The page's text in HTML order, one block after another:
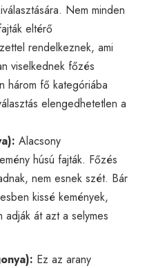
Nem minden
eltérő
rendelkeznek, ami
viselkednek főzés
három fő kategóriába
elengedhetetlen a
Alacsony
húsú fajták. Főzés
nem esnek szét. Bár
kissé kemények,
adják át azt a selymes
Ez az arany